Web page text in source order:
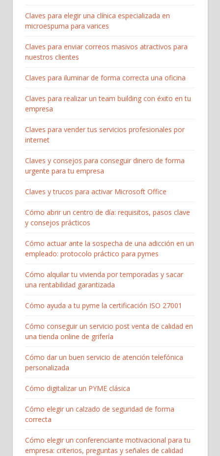
Claves para elegir una clínica especializada en
microespuma para varices
Claves para enviar correos masivos atractivos para
nuestros clientes
Claves para iluminar de forma correcta una oficina
Claves para realizar un team building con éxito en tu
empresa
Claves para vender tus servicios profesionales por
internet
Claves y consejos para conseguir dinero de forma
urgente para tu empresa
Claves y trucos para activar Microsoft Office
Cómo abrir un centro de día: requisitos, pasos clave
y consejos prácticos
Cómo actuar ante la sospecha de una adicción en un
empleado: protocolo práctico para pymes
Cómo alquilar tu vivienda por temporadas y sacar
una rentabilidad garantizada
Cómo ayuda a tu pyme la certificación ISO 27001
Cómo conseguir un servicio post venta de calidad en
una tienda online de grifería
Cómo dar un buen servicio de atención telefónica
personalizada
Cómo digitalizar un PYME clásica
Cómo elegir un calzado de seguridad de forma
correcta
Cómo elegir un conferenciante motivacional para tu
empresa: criterios, preguntas y señales de calidad